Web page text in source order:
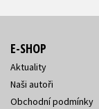
E-SHOP
Aktuality
Naši autoři
Obchodní podmínky